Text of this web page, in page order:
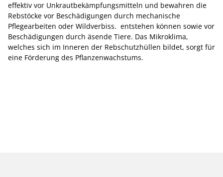
effektiv vor Unkrautbekämpfungsmitteln und bewahren die
Rebstöcke vor Beschädigungen durch mechanische
Pflegearbeiten oder Wildverbiss. entstehen können sowie vor
Beschädigungen durch äsende Tiere. Das Mikroklima,
welches sich im Inneren der Rebschutzhüllen bildet, sorgt für
eine Förderung des Pflanzenwachstums.